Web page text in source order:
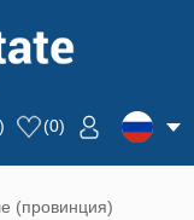
(0)
(провинция)